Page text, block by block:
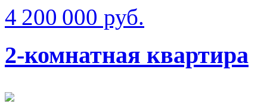
4 200 000 руб.
2-комнатная квартира